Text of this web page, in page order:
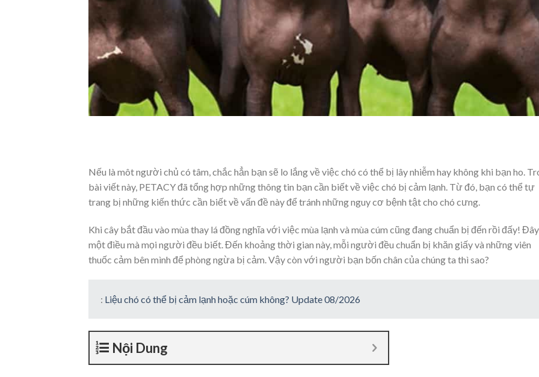
Nếu là môt người chủ có tâm, chắc hẳn bạn sẽ lo lắng về việc chó có thể bị lây nhiễm hay không khi bạn ho.
bài viết này, PETACY đã tổng hợp những thông tin bạn cần biết về việc chó bị cảm lạnh. Từ đó, bạn có thể tự
trang bị những kiến thức cần biết về vấn đề này để tránh những nguy cơ bệnh tật cho chó cưng.
Khi cây bắt đầu vào mùa thay lá đồng nghĩa với việc mùa lạnh và mùa cúm cũng đang chuẩn bị đến rồi đấy!
một điều mà mọi người đều biết. Đến khoảng thời gian này, mỗi người đều chuẩn bị khăn giấy và những viên
thuốc cảm bên mình để phòng ngừa bị cảm. Vậy còn với người bạn bốn chân của chúng ta thì sao?
: Liệu chó có thể bị cảm lạnh hoặc cúm không? Update 08/2026
Nội Dung